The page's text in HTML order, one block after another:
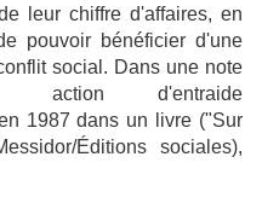
leur chiffre d'affaires, en
pouvoir bénéficier d'une
social. Dans une note
action d'entraide
1987 dans un livre ("Sur
Éditions sociales),